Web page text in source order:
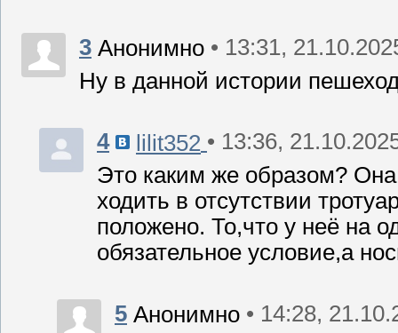
3 Анонимно • 13:31,
Ну в данной истории
4 lilit352 • 13:36,
Это каким же образом?
ходить в отсутствии
положено. То,что у неё на
обязательное условие,а
5 Анонимно • 14:28,